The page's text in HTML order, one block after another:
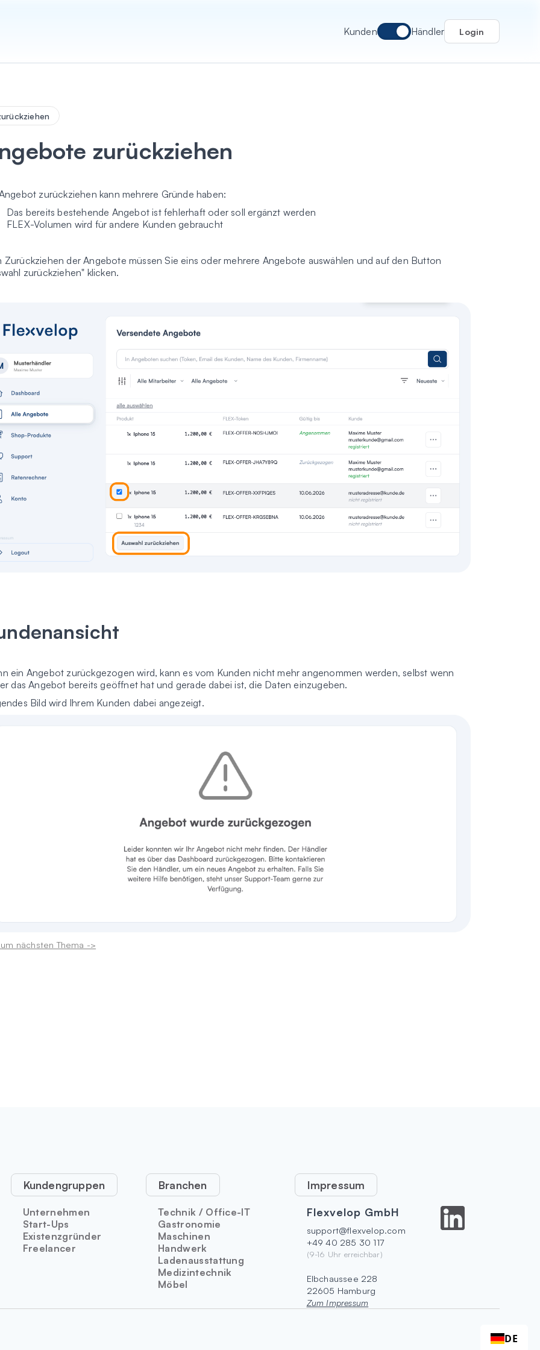
Kunden Händler Login
zurückziehen
zurückziehen kann mehrere Gründe haben:
Das bereits bestehende Angebot ist fehlerhaft oder soll ergänzt werden
FLEX-Volumen wird für andere Kunden gebraucht
Zurückziehen der Angebote müssen Sie eins oder mehrere Angebote auswählen und auf den Button
zurückziehen" klicken.
ein Angebot zurückgezogen wird, kann es vom Kunden nicht mehr angenommen werden, selbst wenn
das Angebot bereits geöffnet hat und gerade dabei ist, die Daten einzugeben.
Bild wird Ihrem Kunden dabei angezeigt.
nächsten Thema ->
Kundengruppen
Unternehmen
Start-Ups
Existenzgründer
Freelancer
Branchen
Technik / Office-IT
Gastronomie
Maschinen
Handwerk
Ladenausstattung
Medizintechnik
Möbel
Impressum
Flexvelop GmbH
support@flexvelop.com
+49 40 285 30 117
(9-16 Uhr erreichbar)
Elbchaussee 228
22605 Hamburg
Zum Impressum
DE